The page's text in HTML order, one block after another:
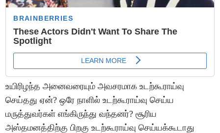
உயிரிழந்த அனைவரையும் அவசரமாக உடற்கூராய்வு
செய்தது ஏன்? ஒரே நாளில் உடற்கூராய்வு செய்ய
மருத்துவர்கள் எங்கிருந்து வந்தனர்? சூரிய
அஸ்தமனத்திற்கு பிறகு உடற்கூராய்வு செய்யக்கூடாது